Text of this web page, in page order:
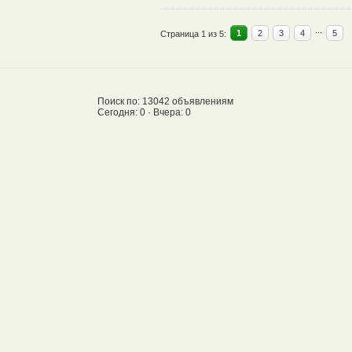
Страница 1 из 5: 1 2 3 4 5
Поиск по: 13042 объявлениям
Сегодня: 0 · Вчера: 0